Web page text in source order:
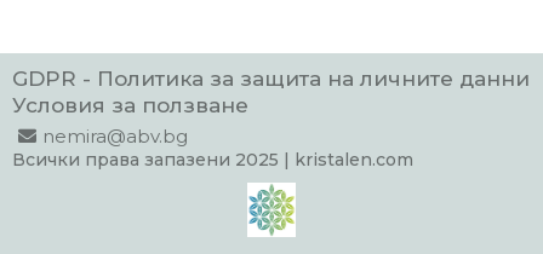
GDPR - Политика за защита на личните данни
Условия за ползване
nemira@abv.bg
Всички права запазени 2025 | kristalen.com